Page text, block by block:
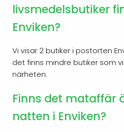
livsmedelsbutiker
Enviken?
Vi visar 2 butiker i postorten
det finns mindre butiker som
närheten.
Finns det mataffär
natten i Enviken?